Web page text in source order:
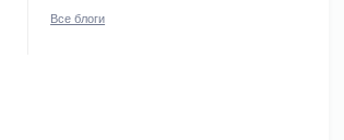
Все блоги